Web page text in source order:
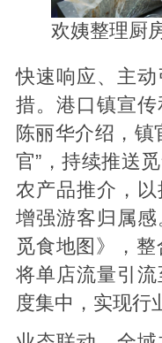
欢姨整理厨
快速响应、主
措。港口镇宣
陈丽华介绍，镇
官”，持续推送
农产品推介，以
增强游客归属
觅食地图》，整
将单店流量引
度集中，实现行